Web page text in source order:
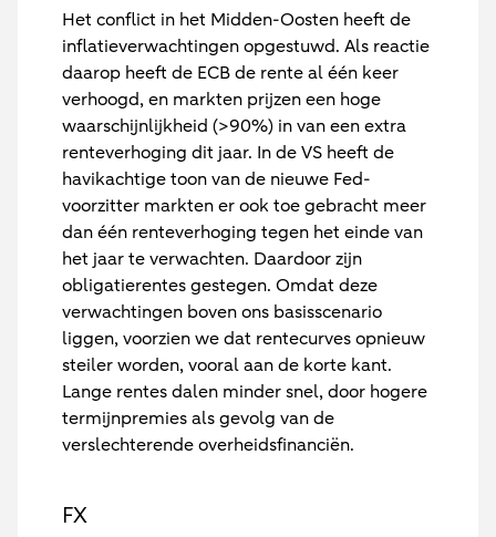
Het conflict in het Midden-Oosten heeft de
inflatieverwachtingen opgestuwd. Als reactie
daarop heeft de ECB de rente al één keer
verhoogd, en markten prijzen een hoge
waarschijnlijkheid (>90%) in van een extra
renteverhoging dit jaar. In de VS heeft de
havikachtige toon van de nieuwe Fed-
voorzitter markten er ook toe gebracht meer
dan één renteverhoging tegen het einde van
het jaar te verwachten. Daardoor zijn
obligatierentes gestegen. Omdat deze
verwachtingen boven ons basisscenario
liggen, voorzien we dat rentecurves opnieuw
steiler worden, vooral aan de korte kant.
Lange rentes dalen minder snel, door hogere
termijnpremies als gevolg van de
verslechterende overheidsfinanciën.
FX